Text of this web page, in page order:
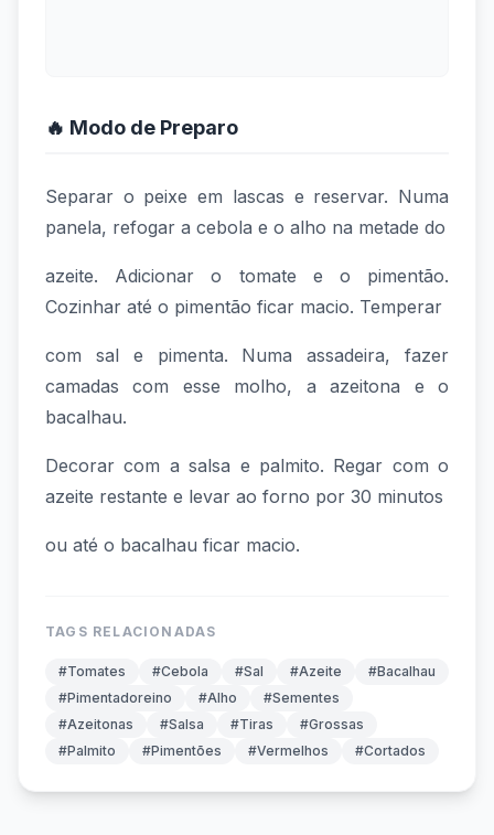
🔥 Modo de Preparo
Separar o peixe em lascas e reservar. Numa
panela, refogar a cebola e o alho na metade do
azeite. Adicionar o tomate e o pimentão.
Cozinhar até o pimentão ficar macio. Temperar
com sal e pimenta. Numa assadeira, fazer
camadas com esse molho, a azeitona e o
bacalhau.
Decorar com a salsa e palmito. Regar com o
azeite restante e levar ao forno por 30 minutos
ou até o bacalhau ficar macio.
TAGS RELACIONADAS
#Tomates #Cebola #Sal #Azeite
#Bacalhau
#Pimentadoreino
#Alho
#Sementes
#Azeitonas
#Salsa #Tiras
#Grossas
#Palmito
#Pimentões #Vermelhos #Cortados